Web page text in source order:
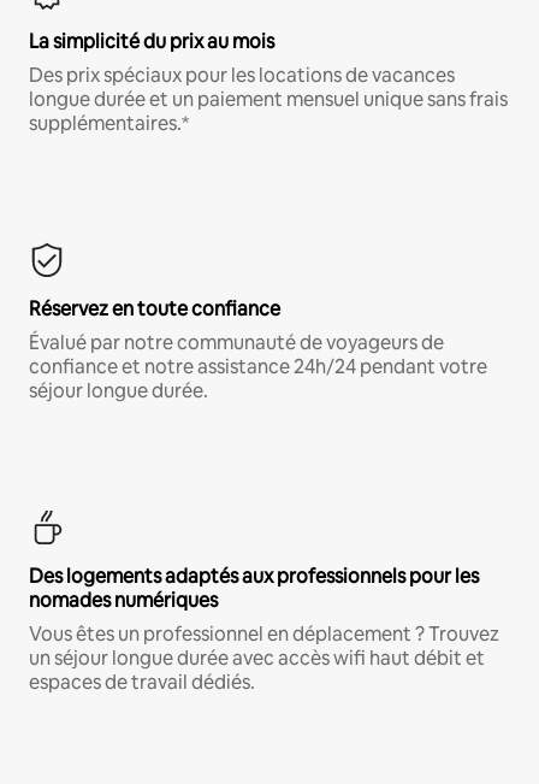
La simplicité du prix au mois
Des prix spéciaux pour les locations de vacances
longue durée et un paiement mensuel unique sans frais
supplémentaires.*
Réservez en toute confiance
Évalué par notre communauté de voyageurs de
confiance et notre assistance 24h/24 pendant votre
séjour longue durée.
Des logements adaptés aux professionnels pour les
nomades numériques
Vous êtes un professionnel en déplacement ? Trouvez
un séjour longue durée avec accès wifi haut débit et
espaces de travail dédiés.